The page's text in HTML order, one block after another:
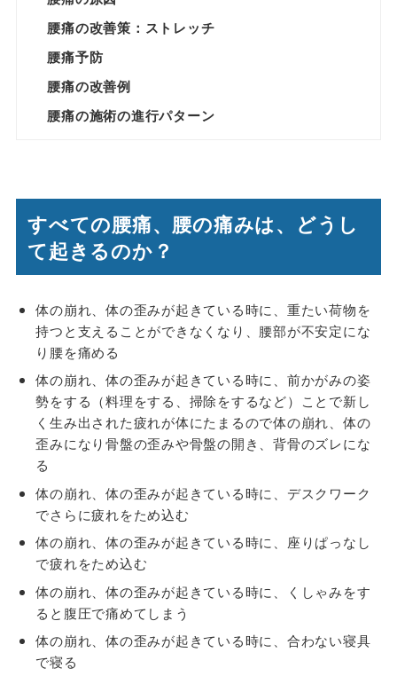
腰痛の改善策：ストレッチ
腰痛予防
腰痛の改善例
腰痛の施術の進行パターン
すべての腰痛、腰の痛みは、どうし
て起きるのか？
体の崩れ、体の歪みが起きている時に、重たい荷物を
持つと支えることができなくなり、腰部が不安定にな
り腰を痛める
体の崩れ、体の歪みが起きている時に、前かがみの姿
勢をする（料理をする、掃除をするなど）ことで新し
く生み出された疲れが体にたまるので体の崩れ、体の
歪みになり骨盤の歪みや骨盤の開き、背骨のズレにな
る
体の崩れ、体の歪みが起きている時に、デスクワーク
でさらに疲れをため込む
体の崩れ、体の歪みが起きている時に、座りぱっなし
で疲れをため込む
体の崩れ、体の歪みが起きている時に、くしゃみをす
ると腹圧で痛めてしまう
体の崩れ、体の歪みが起きている時に、合わない寝具
で寝る